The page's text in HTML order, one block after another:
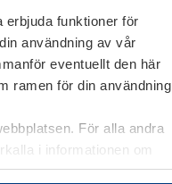
erbjuda funktioner för
användning av vår
eventuellt den här
ramen för din användning
För alla andra
i informationen om